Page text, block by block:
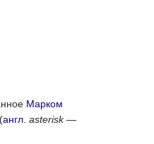
Марком
англ. asterisk—